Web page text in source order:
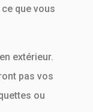
que vous
extérieur.
pas vos
ou